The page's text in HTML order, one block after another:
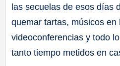
las secuelas de esos días
quemar tartas, músicos en
videoconferencias y todo
tanto tiempo metidos en